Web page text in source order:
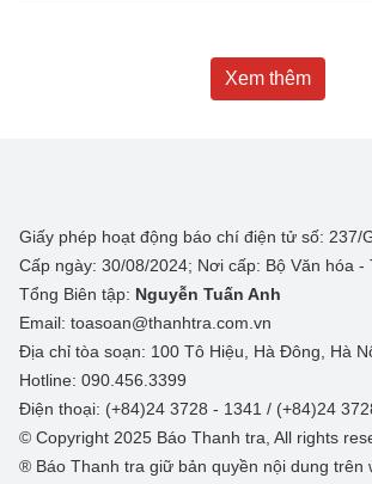
Xem thêm
Giấy phép hoạt động báo chí điện tử số: 237/
Cấp ngày: 30/08/2024; Nơi cấp: Bộ Văn hóa -
Tổng Biên tập: Nguyễn Tuấn Anh
Email: toasoan@thanhtra.com.vn
Địa chỉ tòa soạn: 100 Tô Hiệu, Hà Đông, Hà
Hotline: 090.456.3399
Điện thoại: (+84)24 3728 - 1341 / (+84)24
© Copyright 2025 Báo Thanh tra, All rights
® Báo Thanh tra giữ bản quyền nội dung trên